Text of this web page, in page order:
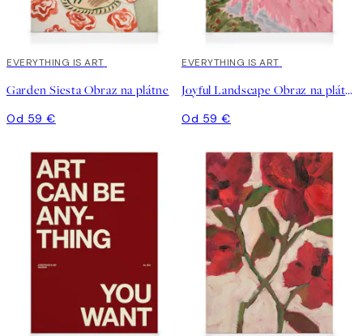
EVERYTHING IS ART
Garden Siesta Obraz na plátne
Od 59 €
EVERYTHING IS ART
Joyful Landscape Obraz na plátne
Od 59 €